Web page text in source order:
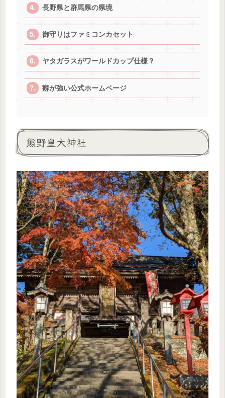
長野県と群馬県の県境
御守りはファミコンカセット
ヤタガラスがワールドカップ仕様？
癖が強い公式ホームページ
熊野皇大神社